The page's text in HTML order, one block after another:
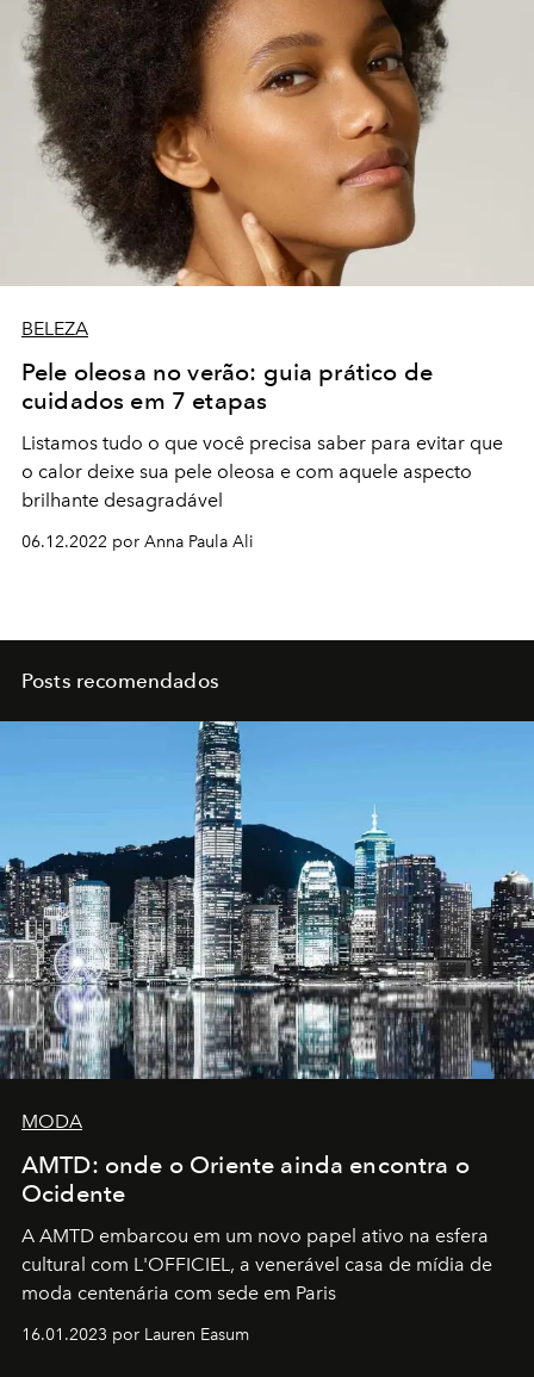
BELEZA
Pele oleosa no verão: guia prático de
cuidados em 7 etapas
Listamos tudo o que você precisa saber para evitar que
o calor deixe sua pele oleosa e com aquele aspecto
brilhante desagradável
06.12.2022 por Anna Paula Ali
Posts recomendados
MODA
AMTD: onde o Oriente ainda encontra o
Ocidente
A AMTD embarcou em um novo papel ativo na esfera
cultural com L'OFFICIEL, a venerável casa de mídia de
moda centenária com sede em Paris
16.01.2023 por Lauren Easum